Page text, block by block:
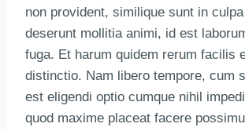
non provident, similique sunt in
deserunt mollitia animi, id est
fuga. Et harum quidem rerum facilis
distinctio. Nam libero tempore, cum
est eligendi optio cumque nihil
quod maxime placeat facere